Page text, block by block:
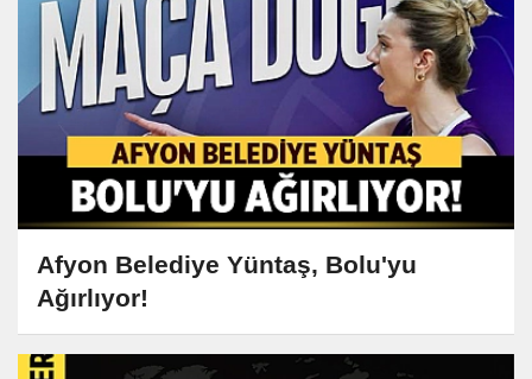
Afyon Belediye Yüntaş, Bolu'yu
Ağırlıyor!